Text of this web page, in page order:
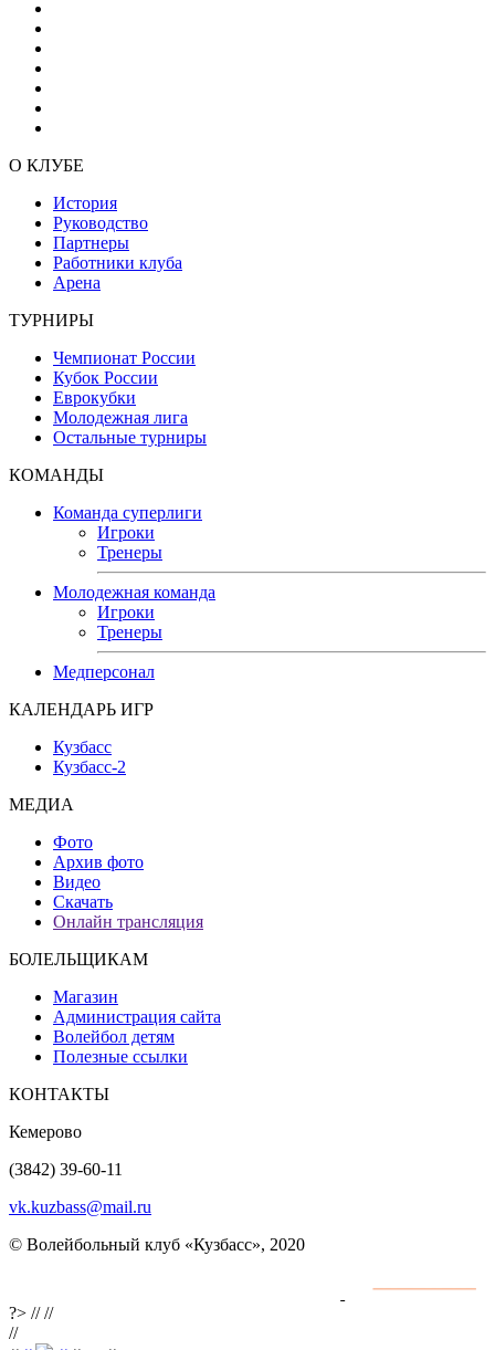
О КЛУБЕ
История
Руководство
Партнеры
Работники клуба
Арена
ТУРНИРЫ
Чемпионат России
Кубок России
Еврокубки
Молодежная лига
Остальные турниры
КОМАНДЫ
Команда суперлиги
Игроки
Тренеры
Молодежная команда
Игроки
Тренеры
Медперсонал
КАЛЕНДАРЬ ИГР
Кузбасс
Кузбасс-2
МЕДИА
Фото
Архив фото
Видео
Скачать
Онлайн трансляция
БОЛЕЛЬЩИКАМ
Магазин
Администрация сайта
Волейбол детям
Полезные ссылки
КОНТАКТЫ
Кемерово
(3842) 39-60-11
vk.kuzbass@mail.ru
© Волейбольный клуб «Кузбасс», 2020
?> ////
//